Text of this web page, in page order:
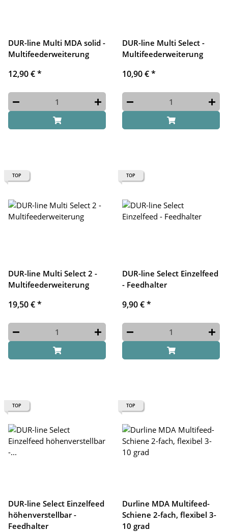
DUR-line Multi MDA solid -
Multifeederweiterung
12,90 €*
DUR-line Multi Select -
Multifeederweiterung
10,90 €*
TOP
DUR-line Multi Select 2 -
Multifeederweiterung
19,50 €*
TOP
DUR-line Select Einzelfeed
- Feedhalter
9,90 €*
TOP
DUR-line Select Einzelfeed
höhenverstellbar -
Feedhalter
TOP
Durline MDA Multifeed-
Schiene 2-fach, flexibel 3-
10 grad